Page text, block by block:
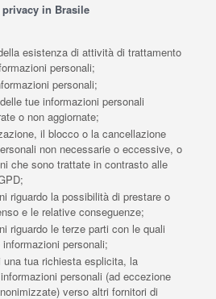
in Brasile
esistenza di attività di trattamento
personali;
personali;
tue informazioni personali
o non aggiornate;
il blocco o la cancellazione
non necessarie o eccessive, o
che sono trattate in contrasto alle
riguardo la possibilità di prestare o
e le relative conseguenze;
riguardo le terze parti con le quali
personali;
tua richiesta esplicita, la
personali (ad eccezione
verso altri fornitori di